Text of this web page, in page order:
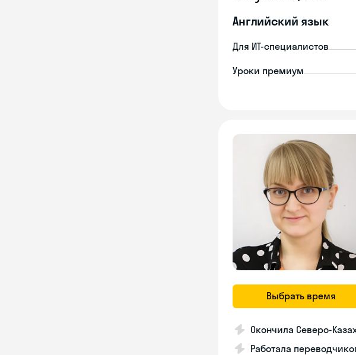
Английский язык
Для ИТ-специалистов
Уроки премиум
Выбрать время
Окончила Северо-
Работала